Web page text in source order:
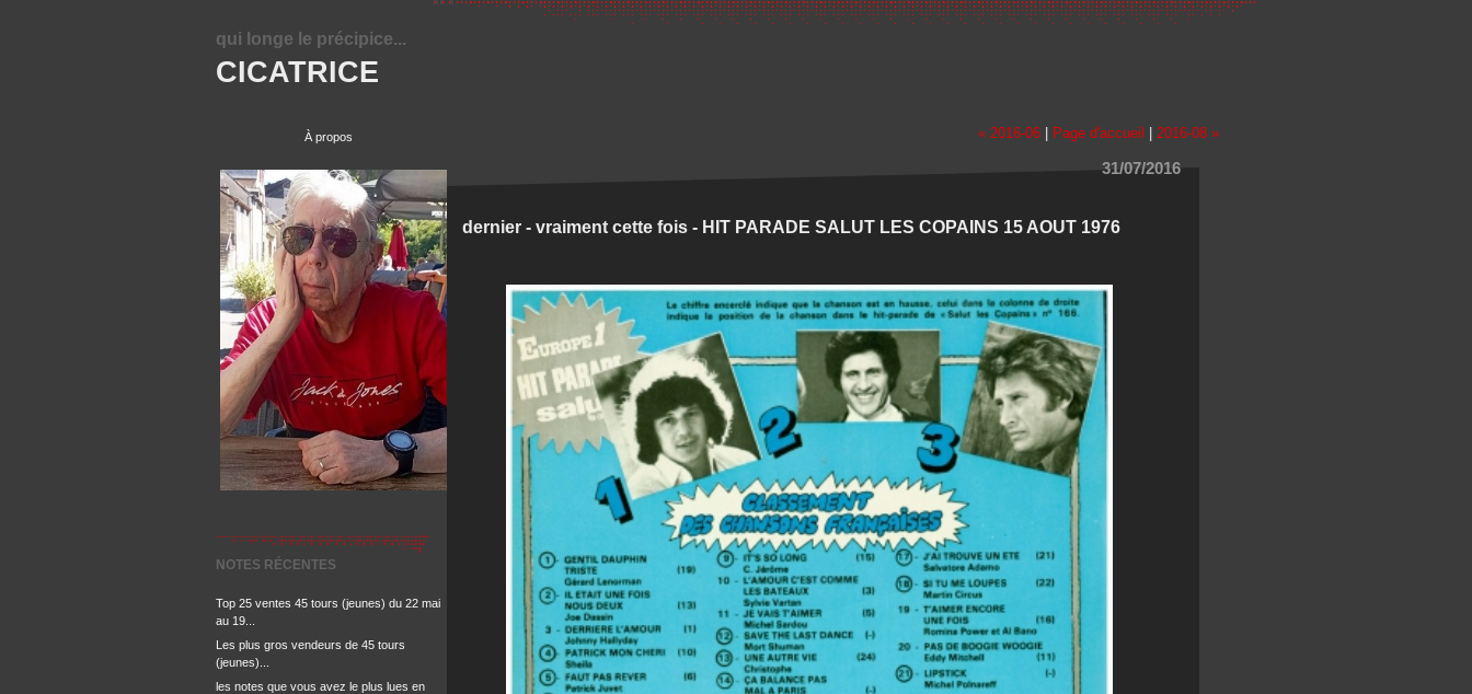
CICATRICE
qui longe le précipice...
À propos
NOTES RÉCENTES
Top 25 ventes 45 tours (jeunes) du 22 mai
au 19...
Les plus gros vendeurs de 45 tours
(jeunes)...
les notes que vous avez le plus lues en
« 2016-06 Page d'accueil 2016-08 »
31/07/2016
dernier - vraiment cette fois - HIT PARADE SALUT LES COPAINS 15 AOUT 1976